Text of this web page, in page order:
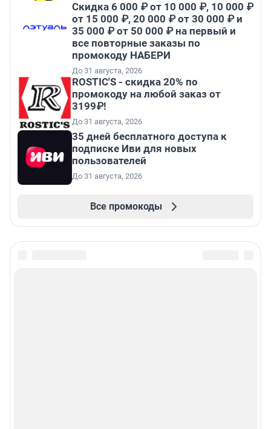
Скидка 6 000 ₽ от 10 000 ₽, 10 000 ₽
от 15 000 ₽, 20 000 ₽ от 30 000 ₽ и
35 000 ₽ от 50 000 ₽ на первый и
все повторные заказы по
промокоду НАБЕРИ
До 31 августа, 2026
ROSTIC'S - скидка 20% по
промокоду на любой заказ от
3199₽!
До 31 августа, 2026
35 дней бесплатного доступа к
подписке Иви для новых
пользователей
До 31 августа, 2026
Все промокоды